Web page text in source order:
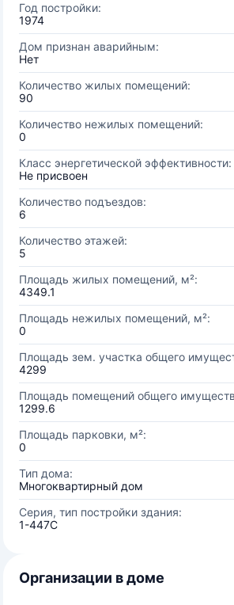
Год постройки:
1974
Дом признан аварийным:
Нет
Количество жилых помещений:
90
Количество нежилых помещений:
0
Класс энергетической эффективности:
Не присвоен
Количество подъездов:
6
Количество этажей:
5
Площадь жилых помещений, м²:
4349.1
Площадь нежилых помещений, м²:
0
Площадь зем. участка общего
4299
Площадь помещений общего
1299.6
Площадь парковки, м²:
0
Тип дома:
Многоквартирный дом
Серия, тип постройки здания:
1-447С
Организации в доме